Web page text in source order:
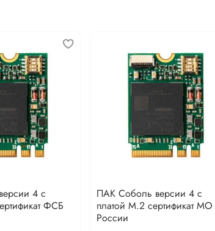
4 с
ФСБ
ПАК Соболь версии 4 с
платой M.2 сертификат MO
России